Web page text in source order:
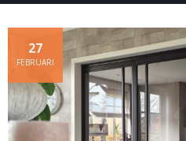
27
FEBRUARI